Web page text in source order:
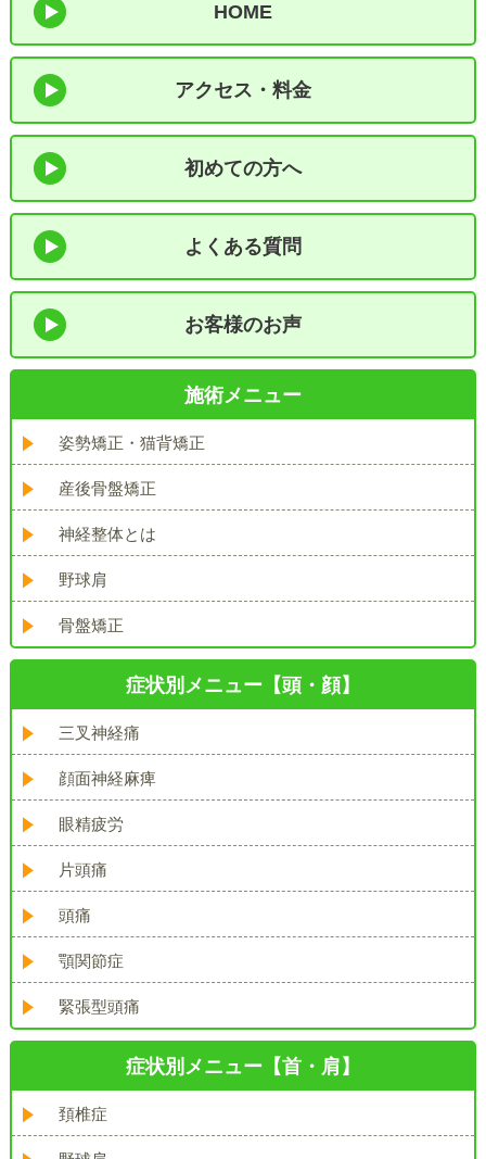
HOME
アクセス・料金
初めての方へ
よくある質問
お客様のお声
施術メニュー
姿勢矯正・猫背矯正
産後骨盤矯正
神経整体とは
野球肩
骨盤矯正
症状別メニュー【頭・顔】
三叉神経痛
顔面神経麻痺
眼精疲労
片頭痛
頭痛
顎関節症
緊張型頭痛
症状別メニュー【首・肩】
頚椎症